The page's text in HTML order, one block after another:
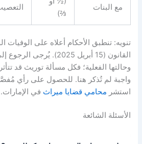
مع البنات
⅔)
التعصيب
تنويه: تنطبق الأحكام أعلاه على الوفيات
القانون (15 أبريل 2025).
وحالتها الفعلية؛ فكل مسألة توريث قد
واجبة لم تُذكر هنا. للحصول على رأي
استشر محامي قضايا ميراث في الإمارات.
الأسئلة الشائعة